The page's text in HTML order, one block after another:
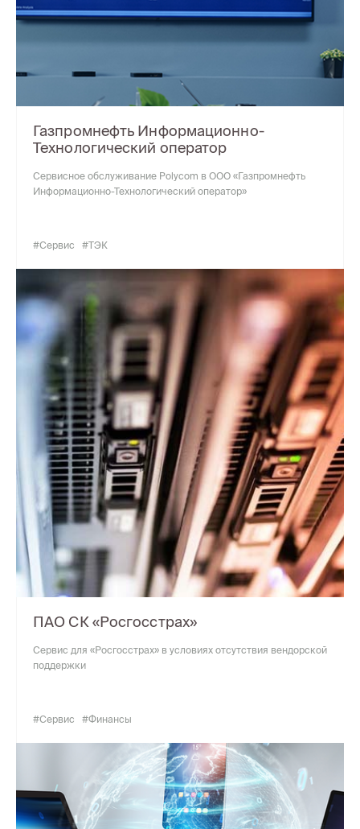
Газпромнефть Информационно-
Технологический оператор
Cервисное обслуживание Polycom в ООО «Газпромнефть
Информационно-Технологический оператор»
#Сервис #ТЭК
ПАО СК «Росгосстрах»
Сервис для «Росгосстрах» в условиях отсутствия вендорской
поддержки
#Сервис #Финансы